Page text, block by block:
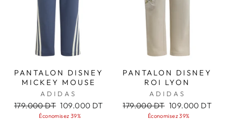
PANTALON DISNEY
MICKEY MOUSE
ADIDAS
Prix
régulier
179.000 DT Prix
réduit
109.000 DT
Économisez 39%
PANTALON DISNEY
ROI LYON
ADIDAS
Prix
régulier
179.000 DT Prix
réduit
109.000 DT
Économisez 39%